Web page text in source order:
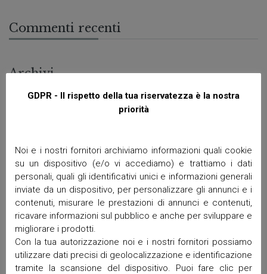
Commenti recenti
Archivi
Febbraio 2026
Gennaio 2026
Dicembre 2025
Novembre 2025
Ottobre 2025
Settembre 2025
Maggio 2025
Aprile 2025
Marzo 2025
GDPR - Il rispetto della tua riservatezza è la nostra
priorità
Noi e i nostri fornitori archiviamo informazioni quali cookie
su un dispositivo (e/o vi accediamo) e trattiamo i dati
personali, quali gli identificativi unici e informazioni generali
inviate da un dispositivo, per personalizzare gli annunci e i
contenuti, misurare le prestazioni di annunci e contenuti,
ricavare informazioni sul pubblico e anche per sviluppare e
migliorare i prodotti.
Con la tua autorizzazione noi e i nostri fornitori possiamo
utilizzare dati precisi di geolocalizzazione e identificazione
tramite la scansione del dispositivo. Puoi fare clic per